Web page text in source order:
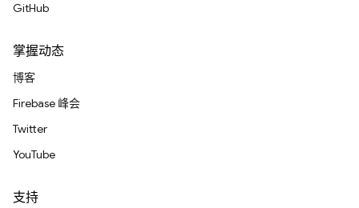
GitHub
掌握动态
博客
Firebase 峰会
Twitter
YouTube
支持